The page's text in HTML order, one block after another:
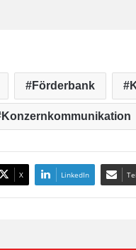
Förderbank
Konzernkommunikation
X LinkedIn